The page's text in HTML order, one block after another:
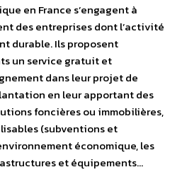
en France s’engagent à
des entreprises dont l’activité
durable. Ils proposent
un service gratuit et
dans leur projet de
en leur apportant des
foncières ou immobilières,
(subventions et
économique, les
et équipements…